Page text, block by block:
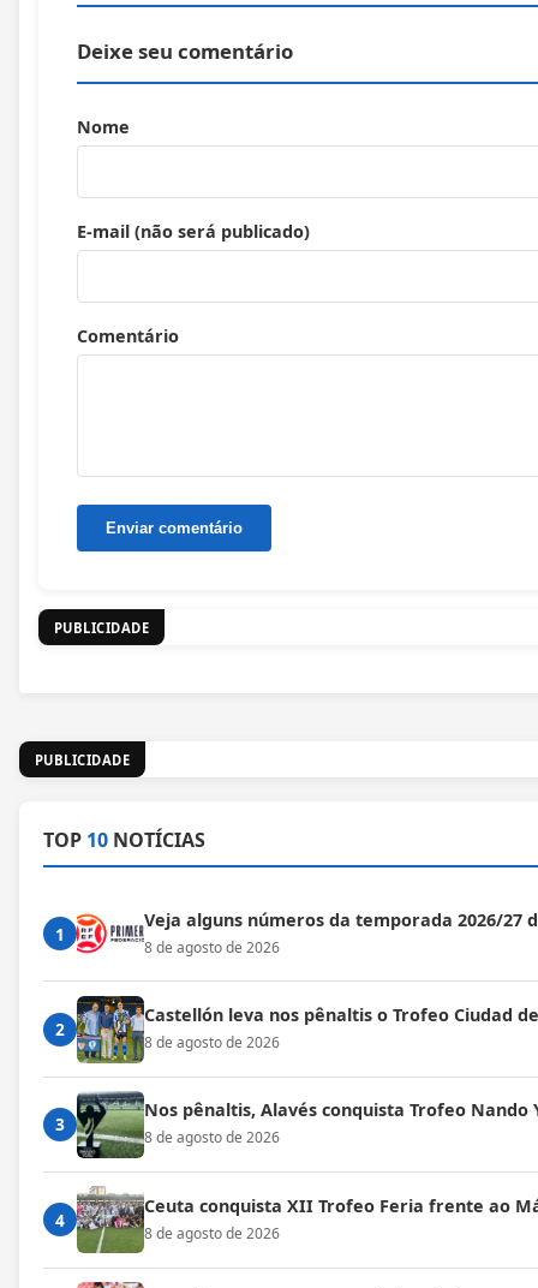
Deixe seu comentário
Nome
E-mail (não será publicado)
Comentário
PUBLICIDADE
PUBLICIDADE
TOP 10 NOTÍCIAS
1
Veja alguns números da temporada 2026/27
8 de agosto de 2026
2
Castellón leva nos pênaltis o Trofeo Ciudad
8 de agosto de 2026
3
Nos pênaltis, Alavés conquista Trofeo Nando
8 de agosto de 2026
4
Ceuta conquista XII Trofeo Feria frente ao
8 de agosto de 2026